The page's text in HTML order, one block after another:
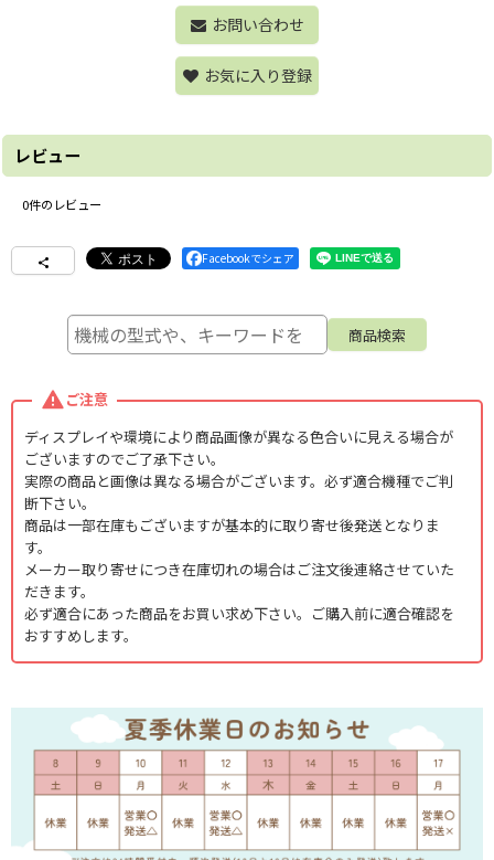
お問い合わせ
お気に入り登録
レビュー
0件のレビュー
Facebookでシェア
ご注意
ディスプレイや環境により商品画像が異なる色合いに見える場合が
ございますのでご了承下さい。
実際の商品と画像は異なる場合がございます。必ず適合機種でご判
断下さい。
商品は一部在庫もございますが基本的に取り寄せ後発送となりま
す。
メーカー取り寄せにつき在庫切れの場合はご注文後連絡させていた
だきます。
必ず適合にあった商品をお買い求め下さい。ご購入前に適合確認を
おすすめします。